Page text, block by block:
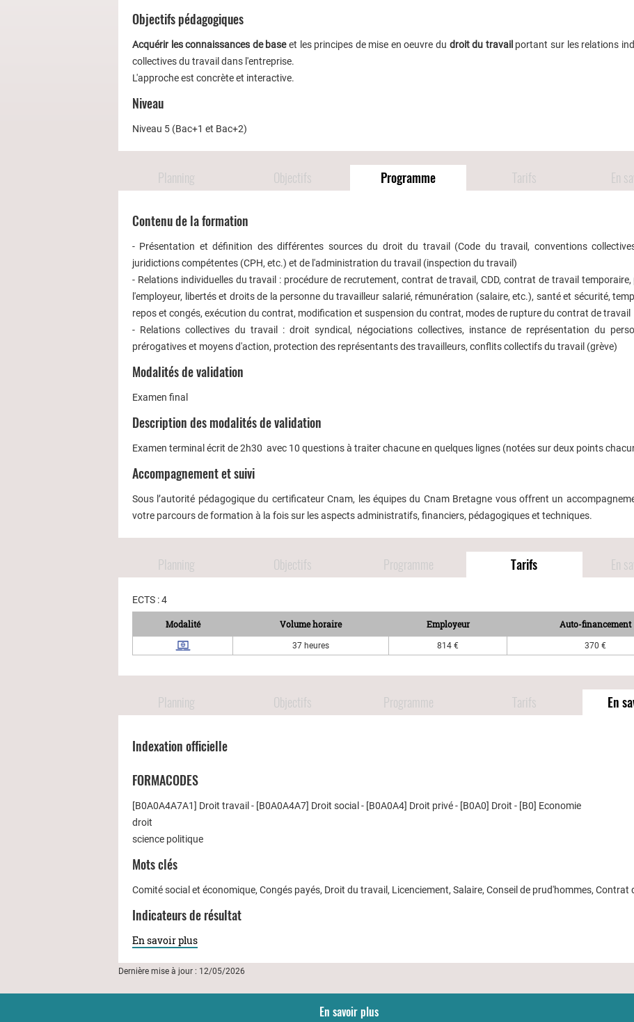
Objectifs pédagogiques
Acquérir les connaissances de baseet les principes de mise en oeuvre du droit du travail portant sur les relations
collectives du travail dans l'entreprise.
L'approche est concrète et interactive.
Niveau
Niveau 5 (Bac+1 et Bac+2)
Planning Objectifs Programme Tarifs En
Contenu de la formation
- Présentation et définition des différentes sources du droit du travail (Code du travail, conventions
juridictions compétentes (CPH, etc.) et de l'administration du travail (inspection du travail)
- Relations individuelles du travail : procédure de recrutement, contrat de travail, CDD, contrat de travail temporaire,
l'employeur, libertés et droits de la personne du travailleur salarié, rémunération (salaire, etc.), santé et sécurité,
repos et congés, exécution du contrat, modification et suspension du contrat, modes de rupture du contrat de travail
- Relations collectives du travail : droit syndical, négociations collectives, instance de représentation du
prérogatives et moyens d'action, protection des représentants des travailleurs, conflits collectifs du travail (grève)
Modalités de validation
Examen final
Description des modalités de validation
Examen terminal écrit de 2h30 avec 10 questions à traiter chacune en quelques lignes (notées sur deux points
Accompagnement et suivi
Sous l’autorité pédagogique du certificateur Cnam, les équipes du Cnam Bretagne vous offrent un
votre parcours de formation à la fois sur les aspects administratifs, financiers, pédagogiques et techniques.
Planning Objectifs Programme Tarifs En
ECTS : 4
Modalité Volume horaire Employeur Auto-financement
37 heures 814 € 370 €
Planning Objectifs Programme Tarifs En
Indexation officielle
FORMACODES
[B0A0A4A7A1] Droit travail - [B0A0A4A7] Droit social - [B0A0A4] Droit privé - [B0A0] Droit - [B0] Economie
droit
science politique
Mots clés
Comité social et économique, Congés payés, Droit du travail, Licenciement, Salaire, Conseil de prud'hommes, Contrat
Indicateurs de résultat
En savoir plus
Dernière mise à jour : 12/05/2026
En savoir plus